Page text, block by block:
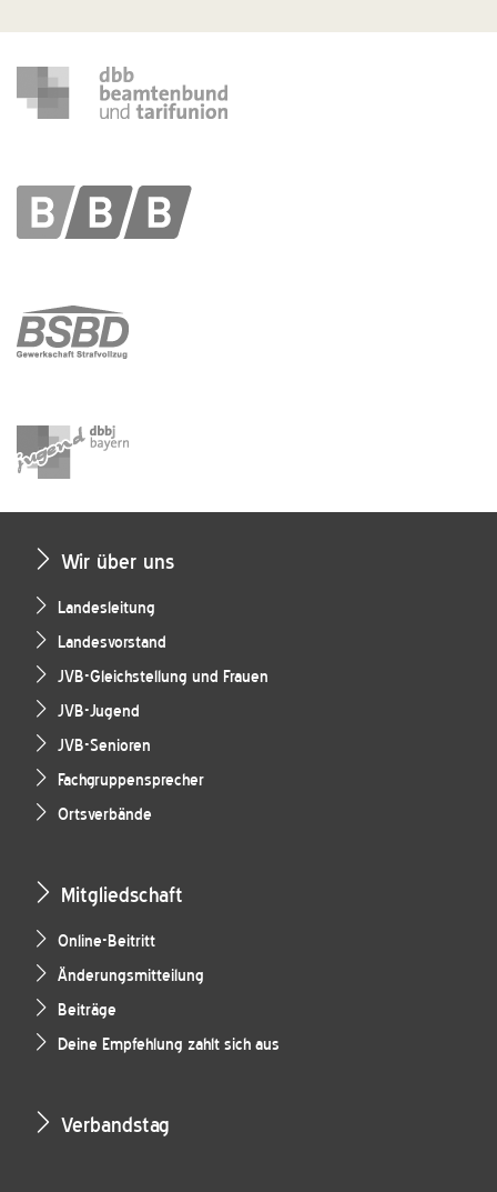
Wir über uns
Landesleitung
Landesvorstand
JVB-Gleichstellung und Frauen
JVB-Jugend
JVB-Senioren
Fachgruppensprecher
Ortsverbände
Mitgliedschaft
Online-Beitritt
Änderungsmitteilung
Beiträge
Deine Empfehlung zahlt sich aus
Verbandstag